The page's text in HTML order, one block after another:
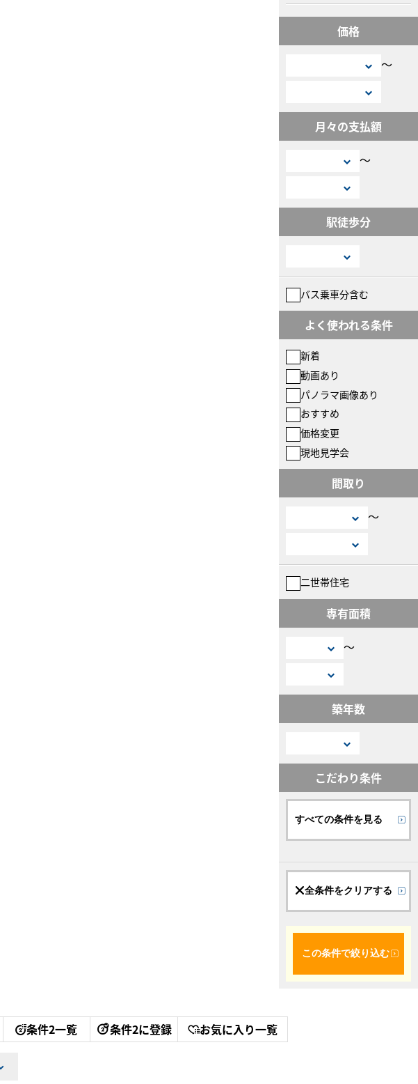
価格
〜
月々の支払額
〜
駅徒歩分
バス乗車分含む
よく使われる条件
新着
動画あり
パノラマ画像あり
おすすめ
価格変更
現地見学会
間取り
〜
二世帯住宅
専有面積
〜
築年数
こだわり条件
すべての条件を見る
全条件をクリアする
この条件で絞り込む
条件2一覧 条件2に登録 お気に入り一覧